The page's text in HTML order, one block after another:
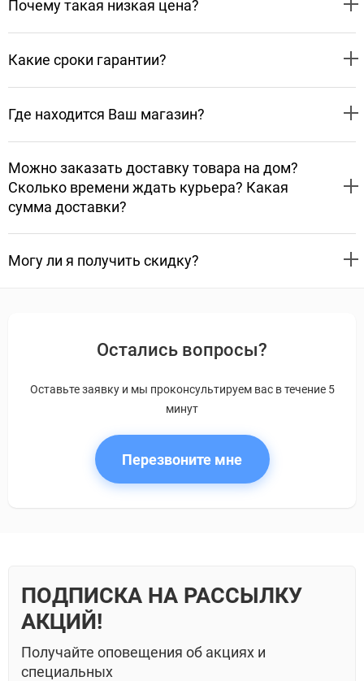
Почему такая низкая цена?
Какие сроки гарантии?
Где находится Ваш магазин?
Можно заказать доставку товара на дом?
Сколько времени ждать курьера? Какая
сумма доставки?
Могу ли я получить скидку?
Остались вопросы?
Оставьте заявку и мы проконсультируем вас в течение 5
минут
Перезвоните мне
ПОДПИСКА НА РАССЫЛКУ
АКЦИЙ!
Получайте оповещения об акциях и
специальных